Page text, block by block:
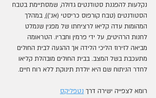
נקלעות להפגנת סטודנטים גדולה, שמסתיימת בטבח
הסטודנטים (טבח קורפוס כריסטי (אנ')), במהלך
המהומות עדה קליאו לרציחתו של מפגין שנמלט
לחנות הרהיטים, על ידי פרמין וחבריו. הטראומה
מביאה לזירוז הליכי הלידה אך ההגעה לבית החולים
מתעכבת בשל המצב. בבית החולים מובהלת קליאו
לחדר הניתוח שם היא יולדת תינוקת ללא רוח חיים.
רומא לצפייה ישירה דרך נטפליקס